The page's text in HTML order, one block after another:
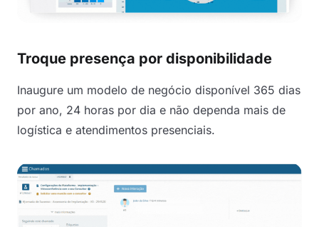
Troque presença por disponibilidade
Inaugure um modelo de negócio disponível 365 dias
por ano, 24 horas por dia e não dependa mais de
logística e atendimentos presenciais.